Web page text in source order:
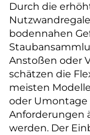
Durch die
bodennahen
Anstoßen oder
schätzen die
meisten
oder Umontage
Anforderungen
werden. Der